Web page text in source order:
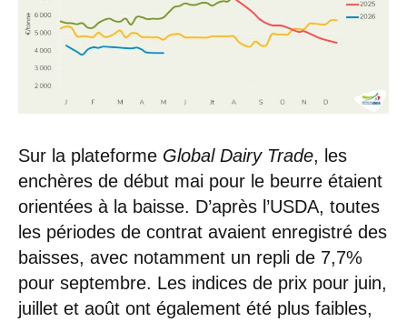
Sur la plateforme Global Dairy Trade, les
enchères de début mai pour le beurre étaient
orientées à la baisse. D’après l’USDA, toutes
les périodes de contrat avaient enregistré des
baisses, avec notamment un repli de 7,7%
pour septembre. Les indices de prix pour juin,
juillet et août ont également été plus faibles,